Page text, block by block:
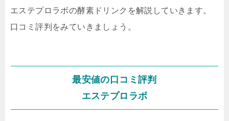
エステプロラボの酵素ドリンクを解説していきます。
口コミ評判をみていきましょう。
最安値の口コミ評判
エステプロラボ